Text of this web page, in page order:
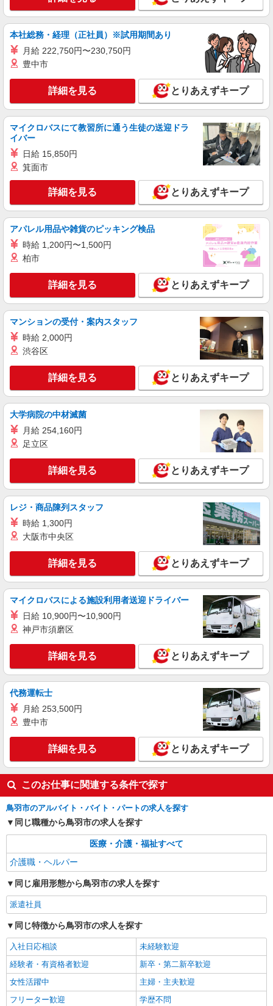
本社総務・経理（正社員）※試用期間あり
月給 222,750円〜230,750円
豊中市
詳細を見る とりあえずキープ
マイクロバスにて教習所に通う生徒の送迎ドラ
イバー
日給 15,850円
箕面市
詳細を見る とりあえずキープ
アパレル用品や雑貨のピッキング検品
時給 1,200円〜1,500円
柏市
詳細を見る とりあえずキープ
マンションの受付・案内スタッフ
時給 2,000円
渋谷区
詳細を見る とりあえずキープ
大学病院の中材滅菌
月給 254,160円
足立区
詳細を見る とりあえずキープ
レジ・商品陳列スタッフ
時給 1,300円
大阪市中央区
詳細を見る とりあえずキープ
マイクロバスによる施設利用者送迎ドライバー
日給 10,900円〜10,900円
神戸市須磨区
詳細を見る とりあえずキープ
代務運転士
月給 253,500円
豊中市
詳細を見る とりあえずキープ
このお仕事に関連する条件で探す
鳥羽市のアルバイト・バイト・パートの求人を探す
同じ職種から鳥羽市の求人を探す
医療・介護・福祉すべて
介護職・ヘルパー
同じ雇用形態から鳥羽市の求人を探す
派遣社員
同じ特徴から鳥羽市の求人を探す
入社日応相談
未経験歓迎
経験者・有資格者歓迎
新卒・第二新卒歓迎
女性活躍中
主婦・主夫歓迎
フリーター歓迎
学歴不問